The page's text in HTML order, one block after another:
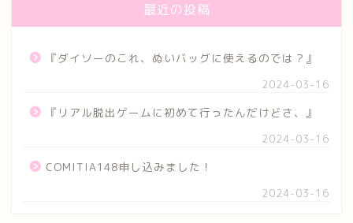
最近の投稿
『ダイソーのこれ、ぬいバッグに使えるのでは？』
2024-03-16
『リアル脱出ゲームに初めて行ったんだけどさ、』
2024-03-16
COMITIA148申し込みました！
2024-03-16